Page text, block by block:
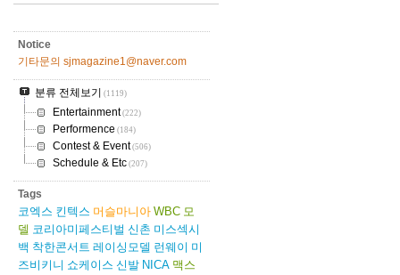
Notice
기타문의 sjmagazine1@naver.com
분류 전체보기 (1119)
Entertainment(222)
Performence (184)
Contest & Event(506)
Schedule & Etc (207)
Tags
코엑스 킨텍스 머슬마니아 WBC 모
델 코리아미페스티벌 신촌 미스섹시
백 착한콘서트 레이싱모델 런웨이 미
즈비키니 쇼케이스 신발 NICA 맥스